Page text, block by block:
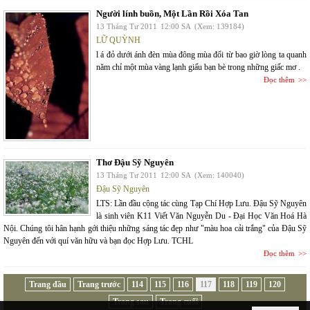
Người lính buồn, Một Lần Rồi Xóa Tan
13 Tháng Tư 2011 12:00 SA (Xem: 139184)
LỮ QUỲNH
l á đỏ dưới ánh đèn mùa đông mùa đổi từ bao giờ lòng ta quanh
năm chỉ một mùa vàng lạnh giấu bạn bè trong những giấc mơ .
Đọc thêm
Thơ Đậu Sỹ Nguyên
13 Tháng Tư 2011 12:00 SA (Xem: 140040)
Đậu Sỹ Nguyên
LTS: Lần đầu cộng tác cùng Tạp Chí Hợp Lưu. Đậu Sỹ Nguyên
là sinh viên K11 Viết Văn Nguyễn Du - Đại Học Văn Hoá Hà
Nội. Chúng tôi hân hạnh gới thiệu những sáng tác đẹp như "màu hoa cải trắng" của Đậu Sỹ
Nguyên đến với quí văn hữu và bạn đọc Hợp Lưu. TCHL
Đọc thêm
Trang đầu Trang trước 114 115 116 117 118 119
120
Trang sau
Trang cuối